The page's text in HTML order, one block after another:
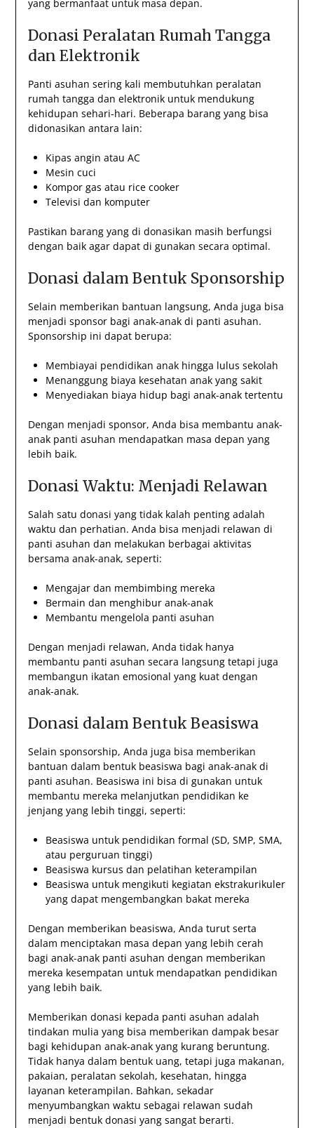
yang bermanfaat untuk masa depan.
Donasi Peralatan Rumah Tangga
dan Elektronik
Panti asuhan sering kali membutuhkan peralatan
rumah tangga dan elektronik untuk mendukung
kehidupan sehari-hari. Beberapa barang yang bisa
didonasikan antara lain:
Kipas angin atau AC
Mesin cuci
Kompor gas atau rice cooker
Televisi dan komputer
Pastikan barang yang di donasikan masih berfungsi
dengan baik agar dapat di gunakan secara optimal.
Donasi dalam Bentuk Sponsorship
Selain memberikan bantuan langsung, Anda juga bisa
menjadi sponsor bagi anak-anak di panti asuhan.
Sponsorship ini dapat berupa:
Membiayai pendidikan anak hingga lulus sekolah
Menanggung biaya kesehatan anak yang sakit
Menyediakan biaya hidup bagi anak-anak tertentu
Dengan menjadi sponsor, Anda bisa membantu anak-
anak panti asuhan mendapatkan masa depan yang
lebih baik.
Donasi Waktu: Menjadi Relawan
Salah satu donasi yang tidak kalah penting adalah
waktu dan perhatian. Anda bisa menjadi relawan di
panti asuhan dan melakukan berbagai aktivitas
bersama anak-anak, seperti:
Mengajar dan membimbing mereka
Bermain dan menghibur anak-anak
Membantu mengelola panti asuhan
Dengan menjadi relawan, Anda tidak hanya
membantu panti asuhan secara langsung tetapi juga
membangun ikatan emosional yang kuat dengan
anak-anak.
Donasi dalam Bentuk Beasiswa
Selain sponsorship, Anda juga bisa memberikan
bantuan dalam bentuk beasiswa bagi anak-anak di
panti asuhan. Beasiswa ini bisa di gunakan untuk
membantu mereka melanjutkan pendidikan ke
jenjang yang lebih tinggi, seperti:
Beasiswa untuk pendidikan formal (SD, SMP, SMA,
atau perguruan tinggi)
Beasiswa kursus dan pelatihan keterampilan
Beasiswa untuk mengikuti kegiatan ekstrakurikuler
yang dapat mengembangkan bakat mereka
Dengan memberikan beasiswa, Anda turut serta
dalam menciptakan masa depan yang lebih cerah
bagi anak-anak panti asuhan dengan memberikan
mereka kesempatan untuk mendapatkan pendidikan
yang lebih baik.
Memberikan donasi kepada panti asuhan adalah
tindakan mulia yang bisa memberikan dampak besar
bagi kehidupan anak-anak yang kurang beruntung.
Tidak hanya dalam bentuk uang, tetapi juga makanan,
pakaian, peralatan sekolah, kesehatan, hingga
layanan keterampilan. Bahkan, sekadar
menyumbangkan waktu sebagai relawan sudah
menjadi bentuk donasi yang sangat berarti.